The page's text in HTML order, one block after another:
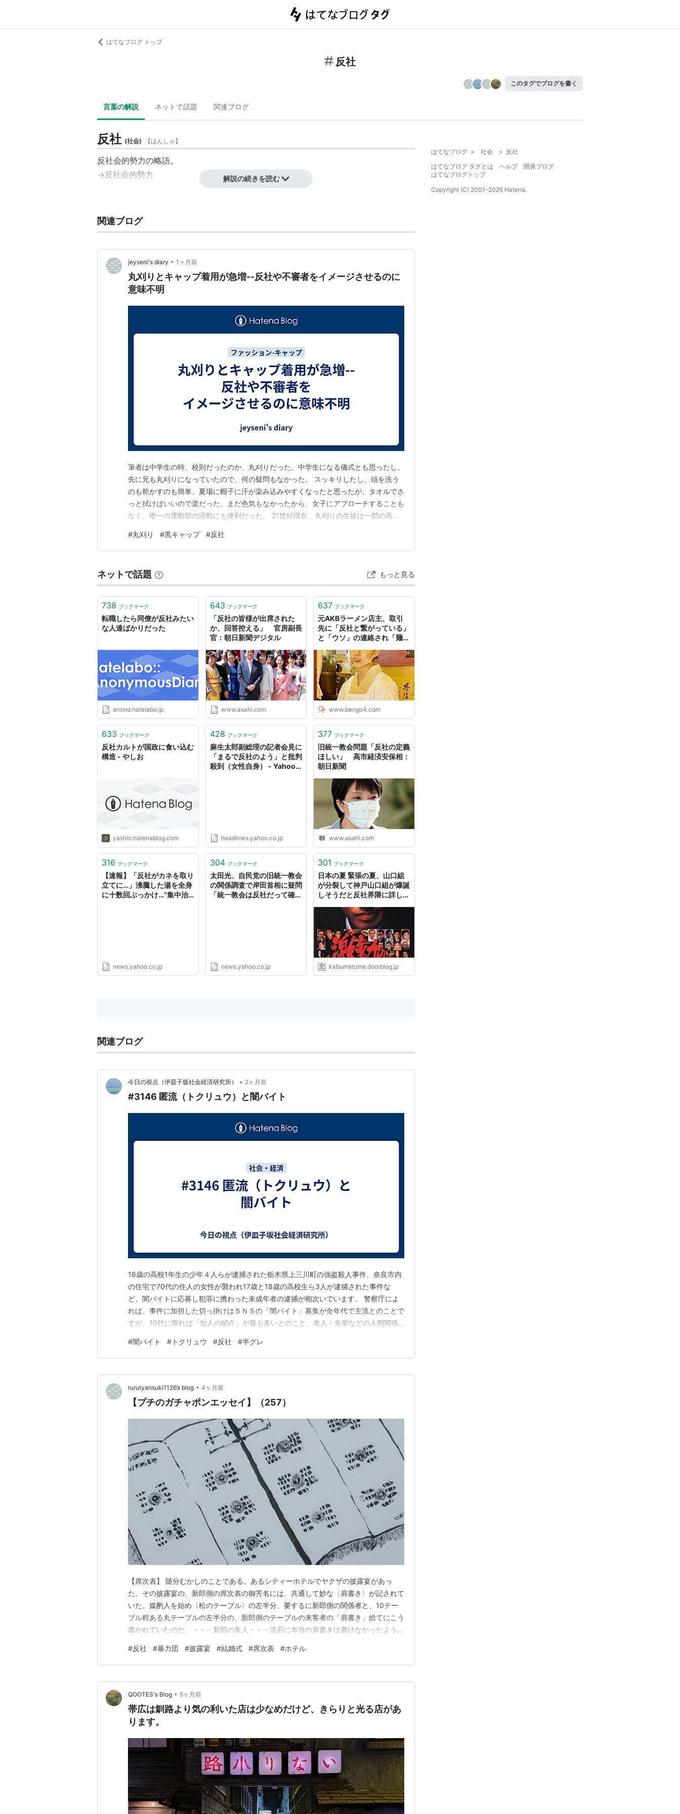
はてなブログ トップ
反社
このタグでブログを書く
言葉の解説 ネットで話題 関連ブログ
反社 (社会) 【はんしゃ】
反社会的勢力の略語。
→反社会的勢力 解説の続きを読む
関連ブログ
jeyseni's diary • 1ヶ月前
丸刈りとキャップ着用が急増--反社や不審者をイメージさせるのに
意味不明
筆者は中学生の時、校則だったのか、丸刈りだった。中学生になる儀式とも思ったし、
先に兄も丸刈りになっていたので、何の疑問もなかった。 スッキリしたし、頭を洗う
のも乾かすのも簡単。夏場に帽子に汗が染み込みやすくなったと思ったが、タオルでさ
っと拭けばいいので楽だった。まだ色気もなかったから、女子にアプローチすることも
なく、唯一の運動部の活動にも便利だった。 21世紀現在、丸刈りの生徒は一部の高校
も、なんだか爽やかさがなくなった。一生懸命というより、かつてのハンカチ王子的な
見た目重視になったような印象である。 丸刈りにした経験…
#丸刈り #黒キャップ #反社
ネットで話題 もっと見る
738 ブックマーク
転職したら同僚が反社みたい
な人達ばかりだった
anond.hatelabo.jp
643 ブックマーク
「反社の皆様が出席された
か、回答控える」 官房副長
官：朝日新聞デジタル
www.asahi.com
637 ブックマーク
元AKBラーメン店主、取引
先に「反社と繋がっている」
と「ウソ」の連絡され「麺オ
トコムニュース
www.bengo4.com
633 ブックマーク
反社カルトが国政に食い込む
構造 - やしお
yashio.hatenablog.com
428 ブックマーク
麻生太郎副総理の記者会見に
「まるで反社のよう」と批判
殺到（女性自身） - Yahoo!
headlines.yahoo.co.jp
377 ブックマーク
旧統一教会問題「反社の定義
ほしい」 高市経済安保相：
朝日新聞
www.asahi.com
316 ブックマーク
【速報】「反社がカネを取り
立てに…」沸騰した湯を全身
に十数回ぶっかけ…“集中治
news.yahoo.co.jp
304 ブックマーク
太田光、自民党の旧統一教会
の関係調査で岸田首相に疑問
「統一教会は反社だって確定
news.yahoo.co.jp
301 ブックマーク
日本の夏 緊張の夏、山口組
が分裂して神戸山口組が爆誕
しそうだと反社界隈に詳しい
２階建
kabumatome.doorblog.jp
関連ブログ
今日の視点（伊皿子坂社会経済研究所） • 2ヶ月前
#3146 匿流（トクリュウ）と闇バイト
16歳の高校1年生の少年４人らが逮捕された栃木県上三川町の強盗殺人事件、奈良市内
の住宅で70代の住人の女性が襲われ17歳と18歳の高校生ら3人が逮捕された事件な
ど、闇バイトに応募し犯罪に携わった未成年者の逮捕が相次いでいます。 警察庁によ
れば、事件に加担した切っ掛けはＳＮＳの「闇バイト」募集が全年代で主流とのことで
すが、10代に限れば「知人の紹介」が最も多いとのこと。友人・先輩などの人間関係
みに、2024年における闇バイトがらみの検挙件数は、実に6,576件に達している由。
関連の検挙状況は、10年前（平成26年：3,…
#闇バイト # トクリュウ #反社 #半グレ
rurutyansuki1126’s blog • 4ヶ月前
【プチのガチャポンエッセイ】（257）
【席次表】 随分むかしのことである。あるシティーホテルでヤクザの披露宴があっ
た。その披露宴の、新郎側の席次表の御芳名には、共通して妙な〈肩書き〉が記されて
いた。媒酌人を始め〈松のテーブル〉の左半分、要するに新郎側の関係者と、10テー
ブル程ある丸テーブルの左半分の、新郎側のテーブルの来客者の「肩書き」総てにこう
書かれていたのだ。・・・新郎の友人・・・流石に本当の肩書きは書けなかったようで
者はいない。
#反社 #暴力団 #披露宴 #結婚式 #席次表 #ホテル
QOOTES's Blog • 5ヶ月前
帯広は釧路より気の利いた店は少なめだけど、きらりと光る店があ
ります。
はてなブログ > 社会 > 反社
はてなブログ タグとは
ヘルプ
開発ブログ
はてなブログトップ
Copyright (C) 2001-2026 Hatena.